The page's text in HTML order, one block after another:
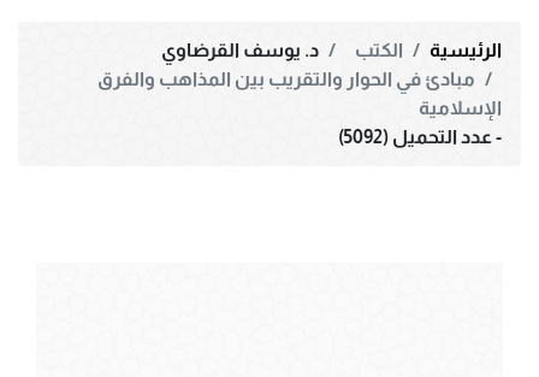
الرئيسية الكتب
د. يوسف القرضاوي
مبادئ في الحوار والتقريب بين المذاهب والفرق
الإسلامية
- عدد التحميل (5092)